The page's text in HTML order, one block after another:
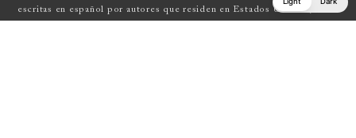
escritas en español por autores que residen en Estados Unidos , Latin